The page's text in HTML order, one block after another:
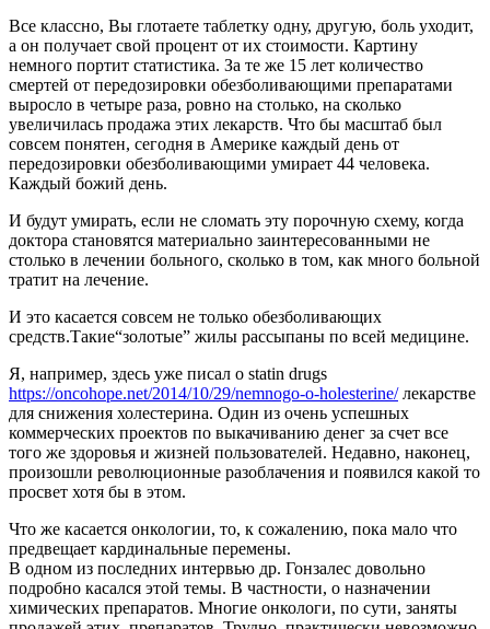
Все классно, Вы глотаете таблетку одну, другую, боль уходит,
а он получает свой процент от их стоимости. Картину
немного портит статистика. За те же 15 лет количество
смертей от передозировки обезболивающими препаратами
выросло в четыре раза, ровно на столько, на сколько
увеличилась продажа этих лекарств. Что бы масштаб был
совсем понятен, сегодня в Америке каждый день от
передозировки обезболивающими умирает 44 человека.
Каждый божий день.
И будут умирать, если не сломать эту порочную схему, когда
доктора становятся материально заинтересованными не
столько в лечении больного, сколько в том, как много больной
тратит на лечение.
И это касается совсем не только обезболивающих
средств.Такие“золотые” жилы рассыпаны по всей медицине.
Я, например, здесь уже писал о statin drugs
https://oncohope.net/2014/10/29/nemnogo-o-holesterine/лекарстве
для снижения холестерина. Один из очень успешных
коммерческих проектов по выкачиванию денег за счет все
того же здоровья и жизней пользователей. Недавно, наконец,
произошли революционные разоблачения и появился какой то
просвет хотя бы в этом.
Что же касается онкологии, то, к сожалению, пока мало что
предвещает кардинальные перемены.
В одном из последних интервью др. Гонзалес довольно
подробно касался этой темы. В частности, о назначении
химических препаратов. Многие онкологи, по сути, заняты